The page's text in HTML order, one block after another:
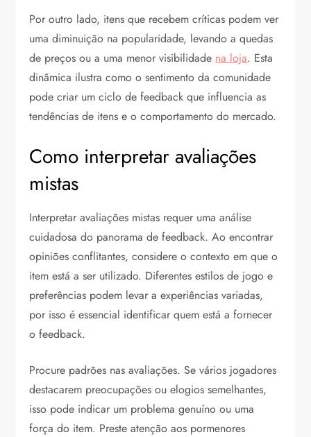
Por outro lado, itens que recebem críticas podem ver
uma diminuição na popularidade, levando a quedas
de preços ou a uma menor visibilidade na loja. Esta
dinâmica ilustra como o sentimento da comunidade
pode criar um ciclo de feedback que influencia as
tendências de itens e o comportamento do mercado.
Como interpretar avaliações
mistas
Interpretar avaliações mistas requer uma análise
cuidadosa do panorama de feedback. Ao encontrar
opiniões conflitantes, considere o contexto em que o
item está a ser utilizado. Diferentes estilos de jogo e
preferências podem levar a experiências variadas,
por isso é essencial identificar quem está a fornecer
o feedback.
Procure padrões nas avaliações. Se vários jogadores
destacarem preocupações ou elogios semelhantes,
isso pode indicar um problema genuíno ou uma
força do item. Preste atenção aos pormenores